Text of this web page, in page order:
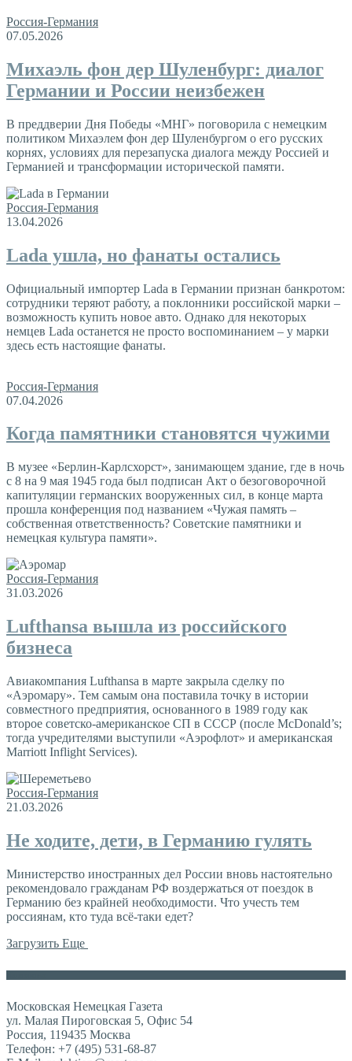
Россия-Германия
07.05.2026
Михаэль фон дер Шуленбург: диалог
Германии и России неизбежен
В преддверии Дня Победы «МНГ» поговорила с немецким
политиком Михаэлем фон дер Шуленбургом о его русских
корнях, условиях для перезапуска диалога между Россией и
Германией и трансформации исторической памяти.
Россия-Германия
13.04.2026
Lada ушла, но фанаты остались
Официальный импортер Lada в Германии признан банкротом:
сотрудники теряют работу, а поклонники российской марки –
возможность купить новое авто. Однако для некоторых
немцев Lada останется не просто воспоминанием – у марки
здесь есть настоящие фанаты.
Россия-Германия
07.04.2026
Когда памятники становятся чужими
В музее «Берлин-Карлсхорст», занимающем здание, где в ночь
с 8 на 9 мая 1945 года был подписан Акт о безоговорочной
капитуляции германских вооруженных сил, в конце марта
прошла конференция под названием «Чужая память –
собственная ответственность? Советские памятники и
немецкая культура памяти».
Россия-Германия
31.03.2026
Lufthansa вышла из российского
бизнеса
Авиакомпания Lufthansa в марте закрыла сделку по
«Аэромару». Тем самым она поставила точку в истории
совместного предприятия, основанного в 1989 году как
второе советско-американское СП в СССР (после McDonald’s;
тогда учредителями выступили «Аэрофлот» и американская
Marriott Inflight Services).
Россия-Германия
21.03.2026
Не ходите, дети, в Германию гулять
Министерство иностранных дел России вновь настоятельно
рекомендовало гражданам РФ воздержаться от поездок в
Германию без крайней необходимости. Что учесть тем
россиянам, кто туда всё-таки едет?
Загрузить Еще
Московская Немецкая Газета
ул. Малая Пироговская 5, Офис 54
Россия, 119435 Москва
Телефон: +7 (495) 531-68-87